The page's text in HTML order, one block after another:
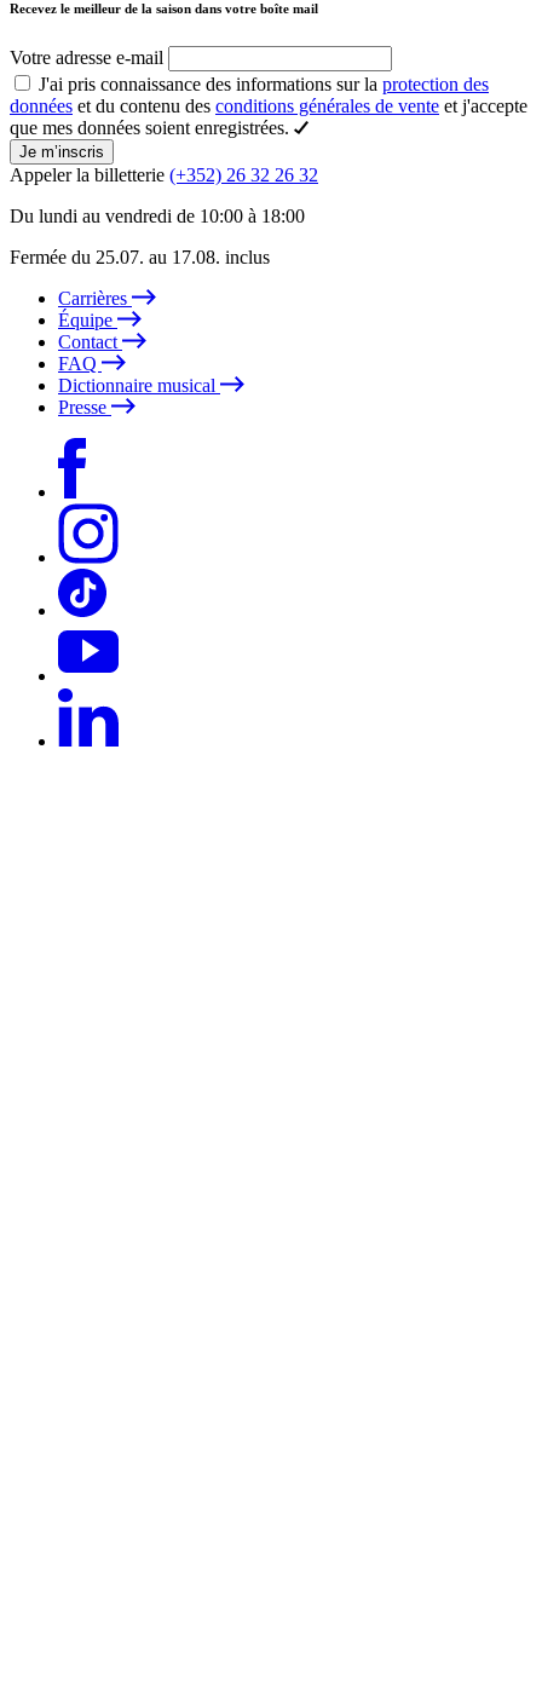
Recevez le meilleur de la saison dans votre boîte mail
Votre adresse e-mail
J'ai pris connaissance des informations sur la protection des
données et du contenu des conditions générales de vente et j'accepte
que mes données soient enregistrées.
Je m’inscris
Appeler la billetterie (+352) 26 32 26 32
Du lundi au vendredi de 10:00 à 18:00
Fermée du 25.07. au 17.08. inclus
Carrières
Équipe
Contact
FAQ
Dictionnaire musical
Presse